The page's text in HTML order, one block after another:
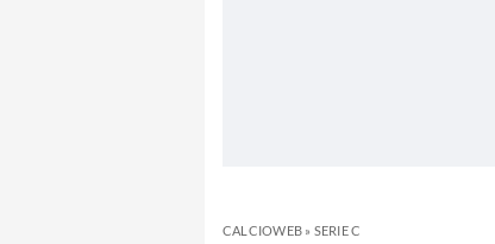
CALCIOWEB» SERIE C